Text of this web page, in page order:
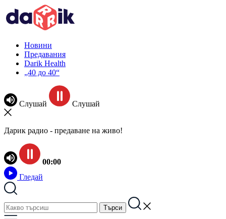
Новини
Предавания
Darik Health
„40 до 40“
Слушай Слушай
Дарик радио - предаване на живо!
00:00
Гледай